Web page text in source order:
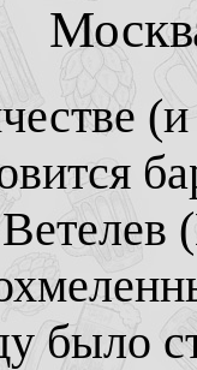
(и
было